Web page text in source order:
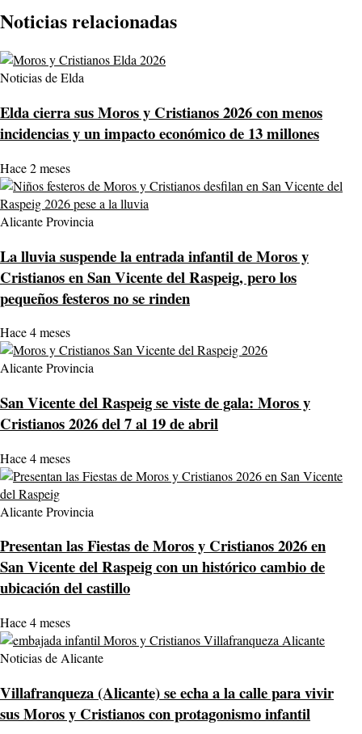
Noticias relacionadas
Noticias de Elda
Elda cierra sus Moros y Cristianos 2026 con menos
incidencias y un impacto económico de 13 millones
Hace 2 meses
Alicante Provincia
La lluvia suspende la entrada infantil de Moros y
Cristianos en San Vicente del Raspeig, pero los
pequeños festeros no se rinden
Hace 4 meses
Alicante Provincia
San Vicente del Raspeig se viste de gala: Moros y
Cristianos 2026 del 7 al 19 de abril
Hace 4 meses
Alicante Provincia
Presentan las Fiestas de Moros y Cristianos 2026 en
San Vicente del Raspeig con un histórico cambio de
ubicación del castillo
Hace 4 meses
Noticias de Alicante
Villafranqueza (Alicante) se echa a la calle para vivir
sus Moros y Cristianos con protagonismo infantil